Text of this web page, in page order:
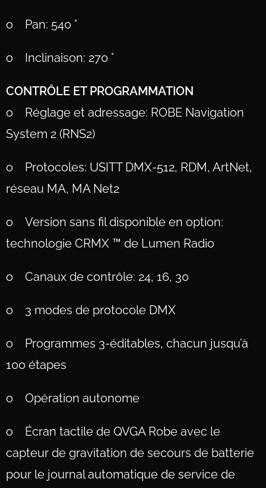
o Pan: 540 °
o Inclinaison: 270 °
CONTRÔLE ET PROGRAMMATION
o Réglage et adressage: ROBE Navigation
System 2 (RNS2)
o Protocoles: USITT DMX-512, RDM, ArtNet,
réseau MA, MA Net2
o Version sans fil disponible en option:
technologie CRMX ™ de Lumen Radio
o Canaux de contrôle: 24, 16, 30
o 3 modes de protocole DMX
o Programmes 3-éditables, chacun jusqu’à
100 étapes
o Opération autonome
o Écran tactile de QVGA Robe avec le
capteur de gravitation de secours de batterie
pour le journal automatique de service de